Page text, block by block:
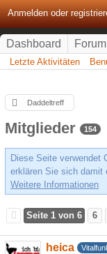
Anmelden oder
Dashboard Forum
Letzte Aktivitäten
Daddeltreff
Mitglieder 154
Diese Seite verwendet
erklären Sie sich damit
Weitere Informationen
Seite 1 von 6 6
heica